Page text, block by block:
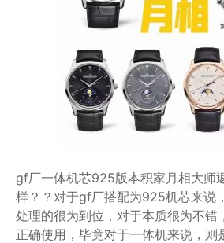
gf厂一体机芯925版本积家月相大师
样？？对于gf厂搭配为925机芯来说
处理的很为到位，对于本质很为不错
正确使用，毕竟对于一体机来说，则